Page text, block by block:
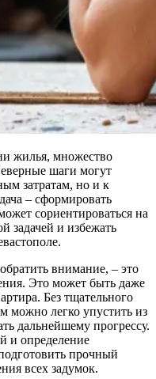
жилья, множество
шаги могут
затратам, но и к
– сформировать
сориентироваться на
задачей и избежать
внимание, – это
Это может быть даже
Без тщательного
можно легко упустить из
дальнейшему прогрессу.
и определение
прочный
всех задумок.